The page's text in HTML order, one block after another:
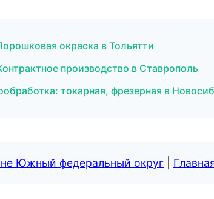
окраска в Тольятти
производство в Ставрополь
токарная, фрезерная в
Южный федеральный округ